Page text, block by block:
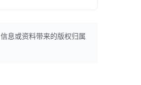
息或资料带来的版权归属